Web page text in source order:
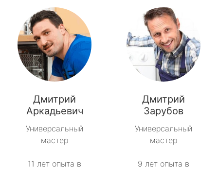
Дмитрий
Аркадьевич
Универсальный
мастер
11 лет опыта в
Дмитрий
Зарубов
Универсальный
мастер
9 лет опыта в